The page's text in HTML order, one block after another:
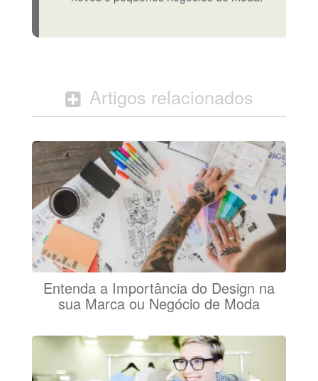
Artigos relacionados
Entenda a Importância do Design na
sua Marca ou Negócio de Moda